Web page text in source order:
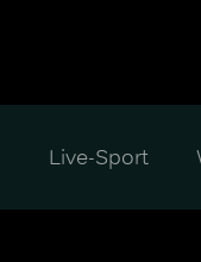
Live-Sport